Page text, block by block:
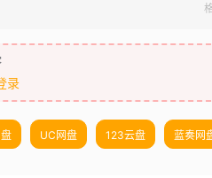
录
UC网盘 123云盘 蓝奏网